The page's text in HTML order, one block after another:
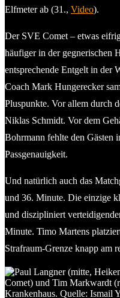
Elfmeter ab (31., Video).
Der SVE Comet – etwas
häufiger in der gegnerischen
entsprechende Entgelt in der
Coach Mark Hungerecker
Pluspunkte. Vor allem durch
Niklas Schmidt. Vor dem
Bohrmann fehlte den Gästen
Passgenauigkeit.
Und natürlich auch das
und 36. Minute. Die einzige
und diszipliniert
Minute. Timo Martens
Strafraum-Grenze knapp am